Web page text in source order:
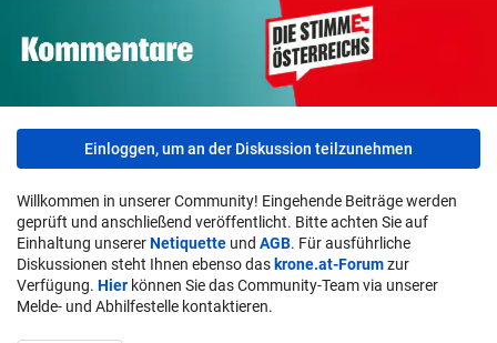
Einloggen, um an der Diskussion teilzunehmen
Willkommen in unserer Community! Eingehende Beiträge werden
geprüft und anschließend veröffentlicht. Bitte achten Sie auf
Einhaltung unsererNetiquette und AGB. Für ausführliche
Diskussionen steht Ihnen ebenso das krone.at-Forumzur
Verfügung. Hier können Sie das Community-Team via unserer
Melde- und Abhilfestelle kontaktieren.